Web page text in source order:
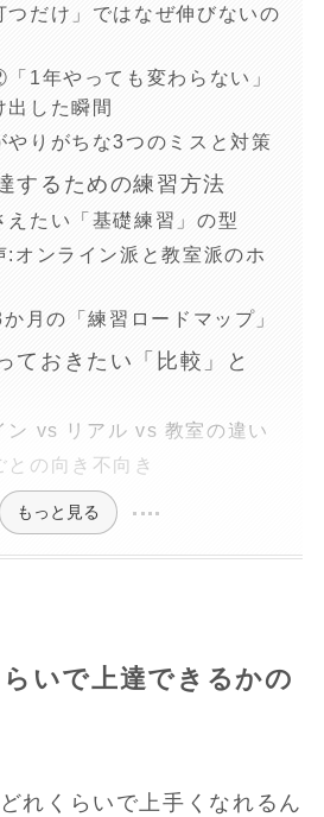
つだけ」ではなぜ伸びないの
1年やっても変わらない」
出した瞬間
やりがちな3つのミスと対策
するための練習方法
えたい「基礎練習」の型
:オンライン派と教室派のホ
月の「練習ロードマップ」
ておきたい「比較」と
ン vs リアル vs 教室の違い
との向き不向き
もっと見る
いで上達できるかの
れくらいで上手くなれるん